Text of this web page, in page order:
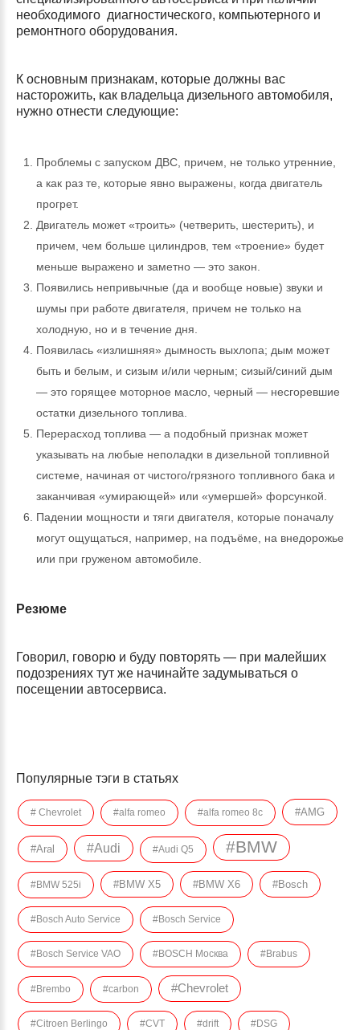
необходимого диагностического, компьютерного и
ремонтного оборудования.
К основным признакам, которые должны вас
насторожить, как владельца дизельного автомобиля,
нужно отнести следующие:
Проблемы с запуском ДВС, причем, не только утренние,
а как раз те, которые явно выражены, когда двигатель
прогрет.
Двигатель может «троить» (четверить, шестерить), и
причем, чем больше цилиндров, тем «троение» будет
меньше выражено и заметно — это закон.
Появились непривычные (да и вообще новые) звуки и
шумы при работе двигателя, причем не только на
холодную, но и в течение дня.
Появилась «излишняя» дымность выхлопа; дым может
быть и белым, и сизым и/или черным; сизый/синий дым
— это горящее моторное масло, черный — несгоревшие
остатки дизельного топлива.
Перерасход топлива — а подобный признак может
указывать на любые неполадки в дизельной топливной
системе, начиная от чистого/грязного топливного бака и
заканчивая «умирающей» или «умершей» форсункой.
Падении мощности и тяги двигателя, которые поначалу
могут ощущаться, например, на подъёме, на внедорожье
или при груженом автомобиле.
Резюме
Говорил, говорю и буду повторять — при малейших
подозрениях тут же начинайте задумываться о
посещении автосервиса.
Популярные тэги в статьях
# Chevrolet #alfa romeo #alfa romeo 8c #AMG
#Aral #Audi #Audi Q5 #BMW
#BMW 525i #BMW X5 #BMW X6 #Bosch
#Bosch Auto Service #Bosch Service
#Bosch Service VAO #BOSCH Москва #Brabus
#Brembo #carbon #Chevrolet
#Citroen Berlingo #CVT #drift #DSG